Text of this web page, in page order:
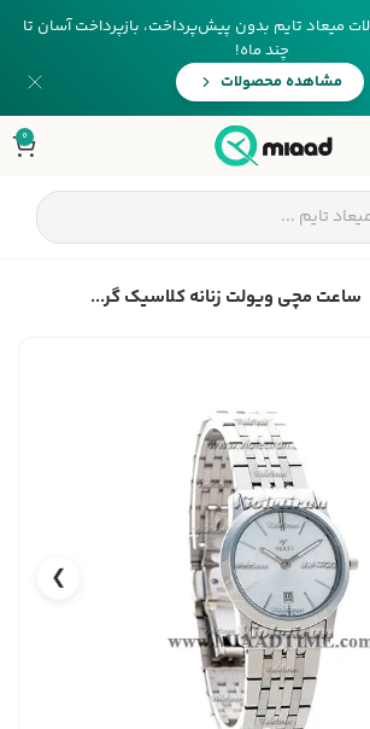
میعاد تایم بدون پیش‌پرداخت، بازپرداخت آسان تا
چند ماه!
مشاهده محصولات
0
ساعت مچی ویولت زنانه کلاسیک گر...
❯